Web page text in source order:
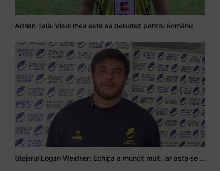
Adrian Țală: Visul meu este să debutez pentru România
Stejarul Logan Weidner: Echipa a muncit mult, iar asta se va vedea în meciurile de la Nations Cup